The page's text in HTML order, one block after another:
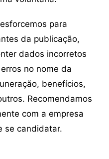
para
da publicação,
dados incorretos
no nome da
benefícios,
Recomendamos
com a empresa
se candidatar.